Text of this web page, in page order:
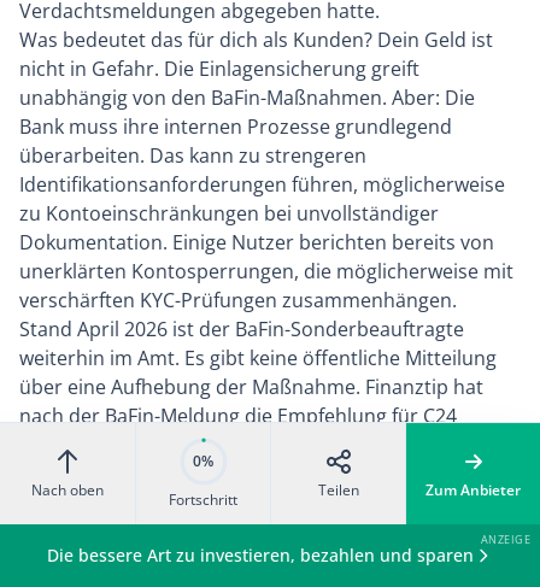
Verdachtsmeldungen abgegeben hatte.
Was bedeutet das für dich als Kunden? Dein Geld ist
nicht in Gefahr. Die Einlagensicherung greift
unabhängig von den BaFin-Maßnahmen. Aber: Die
Bank muss ihre internen Prozesse grundlegend
überarbeiten. Das kann zu strengeren
Identifikationsanforderungen führen, möglicherweise
zu Kontoeinschränkungen bei unvollständiger
Dokumentation. Einige Nutzer berichten bereits von
unerklärten Kontosperrungen, die möglicherweise mit
verschärften KYC-Prüfungen zusammenhängen.
Stand April 2026 ist der BaFin-Sonderbeauftragte
weiterhin im Amt. Es gibt keine öffentliche Mitteilung
über eine Aufhebung der Maßnahme. Finanztip hat
nach der BaFin-Meldung die Empfehlung für C24
gestrichen und rät davon ab, neue Konten zu eröffnen,
bis die Mängel behoben sind. Das ist kein Urteil über
die Sicherheit deines Geldes, sondern über die
Organisationsqualität der Bank.
Datenschutz und Sicherheit im Alltag:Die App nutzt
Nach oben
0%
Fortschritt
Teilen Zum Anbieter
Die bessere Art zu investieren, bezahlen und sparen